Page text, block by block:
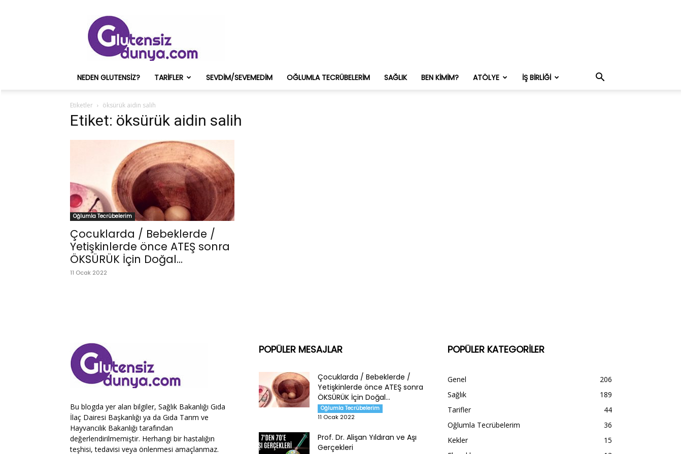
ve
Onun
Sağlık
Deneyimleri
NEDEN GLUTENSIZ? TARIFLER SEVDIM/SEVEMEDIM OĞLUMLA TECRÜBELERIM SAĞLIK BEN KIMIM? ATÖLYE İŞ BIRLIĞI
Etiketler öksürük aidin salih
Etiket: öksürük aidin salih
Oğlumla Tecrübelerim
Çocuklarda / Bebeklerde /
Yetişkinlerde önce ATEŞ sonra
ÖKSÜRÜK İçin Doğal...
11 Ocak 2022
Bu blogda yer alan bilgiler, Sağlık Bakanlığı Gıda
İlaç Dairesi Başkanlığı ya da Gıda Tarım ve
Hayvancılık Bakanlığı tarafından
değerlendirilmemiştir. Herhangi bir hastalığın
teşhisi, tedavisi veya önlenmesi amaçlanmaz.
POPÜLER MESAJLAR
Çocuklarda / Bebeklerde /
Yetişkinlerde önce ATEŞ sonra
ÖKSÜRÜK İçin Doğal...
Oğlumla Tecrübelerim
11 Ocak 2022
Prof. Dr. Alişan Yıldıran ve Aşı
Gerçekleri
POPÜLER KATEGORİLER
Genel
206
Sağlık
189
Tarifler
44
Oğlumla Tecrübelerim
36
Kekler
15